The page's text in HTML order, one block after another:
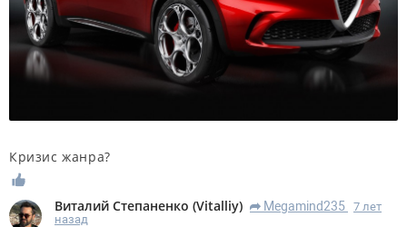
Кризис жанра?
Виталий Степаненко (Vitalliy) R Megamind235 7 лет
назад